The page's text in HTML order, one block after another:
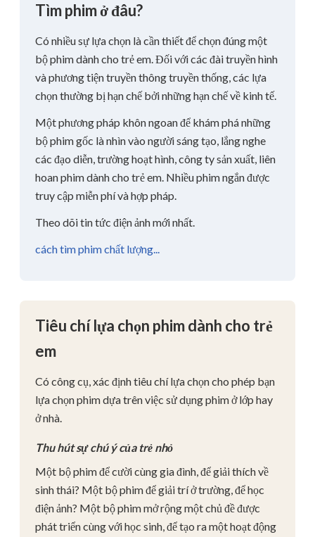
Tìm phim ở đâu?
Có nhiều sự lựa chọn là cần thiết để chọn đúng một
bộ phim dành cho trẻ em. Đối với các đài truyền hình
và phương tiện truyền thông truyền thống, các lựa
chọn thường bị hạn chế bởi những hạn chế về kinh tế.
Một phương pháp khôn ngoan để khám phá những
bộ phim gốc là nhìn vào người sáng tạo, lắng nghe
các đạo diễn, trường hoạt hình, công ty sản xuất, liên
hoan phim dành cho trẻ em. Nhiều phim ngắn được
truy cập miễn phí và hợp pháp.
Theo dõi tin tức điện ảnh mới nhất.
cách tìm phim chất lượng...
Tiêu chí lựa chọn phim dành cho trẻ
em
Có công cụ, xác định tiêu chí lựa chọn cho phép bạn
lựa chọn phim dựa trên việc sử dụng phim ở lớp hay
ở nhà.
Thu hút sự chú ý của trẻ nhỏ
Một bộ phim để cười cùng gia đình, để giải thích về
sinh thái? Một bộ phim để giải trí ở trường, để học
điện ảnh? Một bộ phim mở rộng một chủ đề được
phát triển cùng với học sinh, để tạo ra một hoạt động